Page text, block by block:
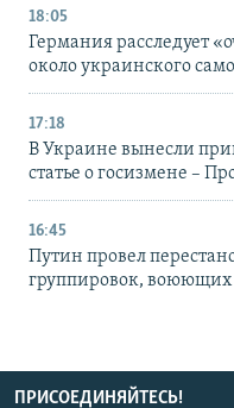
18:05
Германия расследует
около украинского
17:18
В Украине вынесли
статье о госизмене –
16:45
Путин провел
группировок,
ПРИСОЕДИНЯЙТЕСЬ!